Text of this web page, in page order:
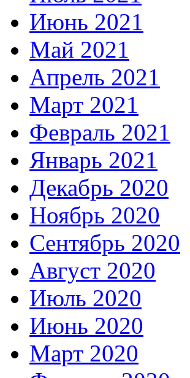
Июнь 2021
Май 2021
Апрель 2021
Март 2021
Февраль 2021
Январь 2021
Декабрь 2020
Ноябрь 2020
Сентябрь 2020
Август 2020
Июль 2020
Июнь 2020
Март 2020